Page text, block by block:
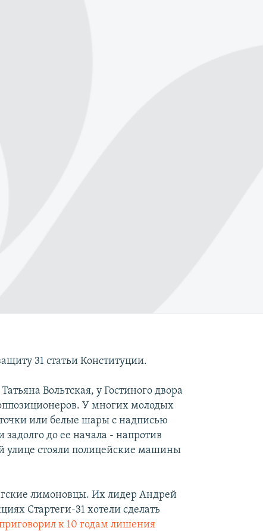
31 статьи Конституции.
Вольтская, у Гостиного двора
У многих молодых
или белые шары с надписью
до ее начала - напротив
улице стояли полицейские машины
лимоновцы. Их лидер Андрей
Стартеги-31 хотели сделать
к 10 годам лишения